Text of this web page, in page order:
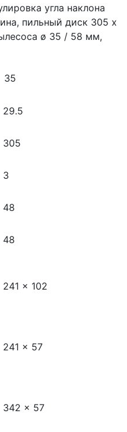
угла наклона
пильный диск 305 х
ø 35 / 58 мм,
29.5
305
3
48
48
241 x 102
241 x 57
342 x 57